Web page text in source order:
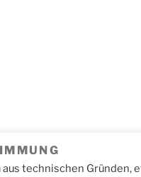
technischen Gründen,